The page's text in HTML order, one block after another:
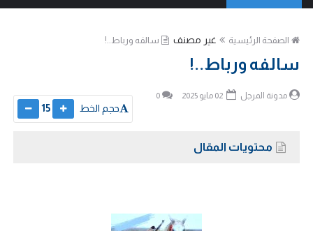
الصفحة الرئيسية غير مصنف سالفه ورباط..!
سالفه ورباط..!
مدونة المرجل 0
حجم الخط 15
محتويات المقال